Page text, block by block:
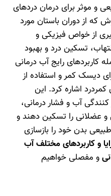
و موثر برای درمان دردهای
از دوران باستان مورد
از خواص فیزیکی و
تسکین درد و بهبود
کاربردهای رایج آب درمانی
دیسک کمر و استفاده از
اشاره کرد. این
آب و فشار درمانی،
عضلانی را تسکین دهند و
بدن خود را بازسازی
و کاربردهای مختلف آب
و مفصلی خواهیم